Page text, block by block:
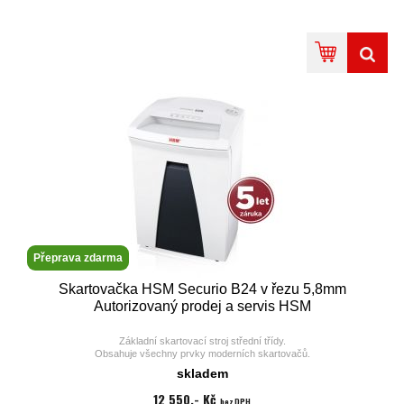
Stroj je vybaven systémem úspory elektrické energie ve
Stroj je vyráběn v Německu s garancí náhr. dílů.
Přeprava zdarma
Skartovačka HSM Securio B24 v řezu 5,8mm
Autorizovaný prodej a servis HSM
Základní skartovací stroj střední třídy.
Obsahuje všechny prvky moderních skartovačů.
Masivní nože umožňující skartování papírů i s kancelářskými sponkami,
skladem
12 550,- Kč bez DPH